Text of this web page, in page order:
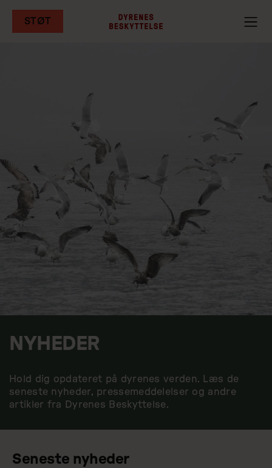
STØT
NYHEDER
Hold dig opdateret på dyrenes verden. Læs de
seneste nyheder, pressemeddelelser og andre
artikler fra Dyrenes Beskyttelse.
Seneste nyheder